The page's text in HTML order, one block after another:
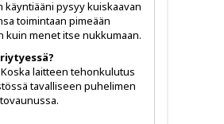
pysyy kuiskaavan
toimintaan pimeään
menet itse nukkumaan.
laitteen tehonkulutus
tavalliseen puhelimen